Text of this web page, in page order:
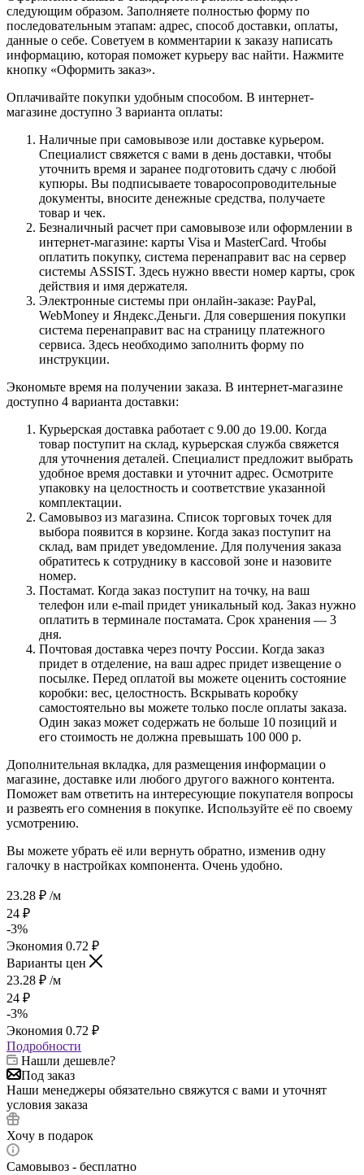
следующим образом. Заполняете полностью форму по
последовательным этапам: адрес, способ доставки, оплаты,
данные о себе. Советуем в комментарии к заказу написать
информацию, которая поможет курьеру вас найти. Нажмите
кнопку «Оформить заказ».
Оплачивайте покупки удобным способом. В интернет-
магазине доступно 3 варианта оплаты:
Наличные при самовывозе или доставке курьером.
Специалист свяжется с вами в день доставки, чтобы
уточнить время и заранее подготовить сдачу с любой
купюры. Вы подписываете товаросопроводительные
документы, вносите денежные средства, получаете
товар и чек.
Безналичный расчет при самовывозе или оформлении в
интернет-магазине: карты Visa и MasterCard. Чтобы
оплатить покупку, система перенаправит вас на сервер
системы ASSIST. Здесь нужно ввести номер карты, срок
действия и имя держателя.
Электронные системы при онлайн-заказе: PayPal,
WebMoney и Яндекс.Деньги. Для совершения покупки
система перенаправит вас на страницу платежного
сервиса. Здесь необходимо заполнить форму по
инструкции.
Экономьте время на получении заказа. В интернет-магазине
доступно 4 варианта доставки:
Курьерская доставка работает с 9.00 до 19.00. Когда
товар поступит на склад, курьерская служба свяжется
для уточнения деталей. Специалист предложит выбрать
удобное время доставки и уточнит адрес. Осмотрите
упаковку на целостность и соответствие указанной
комплектации.
Самовывоз из магазина. Список торговых точек для
выбора появится в корзине. Когда заказ поступит на
склад, вам придет уведомление. Для получения заказа
обратитесь к сотруднику в кассовой зоне и назовите
номер.
Постамат. Когда заказ поступит на точку, на ваш
телефон или e-mail придет уникальный код. Заказ нужно
оплатить в терминале постамата. Срок хранения — 3
дня.
Почтовая доставка через почту России. Когда заказ
придет в отделение, на ваш адрес придет извещение о
посылке. Перед оплатой вы можете оценить состояние
коробки: вес, целостность. Вскрывать коробку
самостоятельно вы можете только после оплаты заказа.
Один заказ может содержать не больше 10 позиций и
его стоимость не должна превышать 100 000 р.
Дополнительная вкладка, для размещения информации о
магазине, доставке или любого другого важного контента.
Поможет вам ответить на интересующие покупателя вопросы
и развеять его сомнения в покупке. Используйте её по своему
усмотрению.
Вы можете убрать её или вернуть обратно, изменив одну
галочку в настройках компонента. Очень удобно.
23.28 ₽ /м
24 ₽
-3%
Экономия 0.72 ₽
Варианты цен
23.28 ₽ /м
24 ₽
-3%
Экономия 0.72 ₽
Подробности
Нашли дешевле?
Под заказ
Наши менеджеры обязательно свяжутся с вами и уточнят
условия заказа
Хочу в подарок
Самовывоз - бесплатно